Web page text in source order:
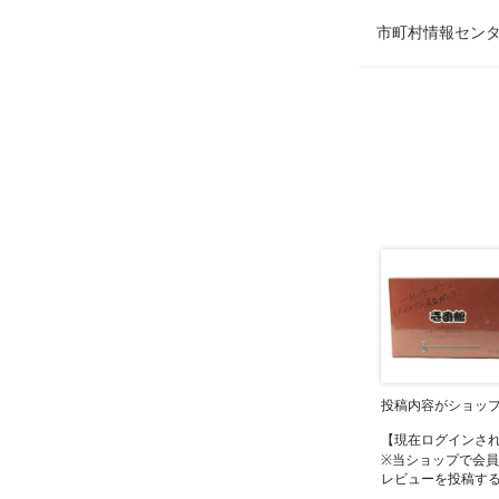
市町村情報セン
投稿内容がショッ
【現在ログインさ
※当ショップで会
レビューを投稿す